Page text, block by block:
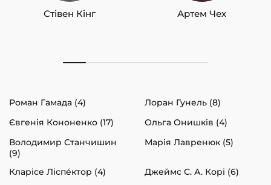
Стівен Кінг Артем Чех
Роман Гамада (4)
Лоран Гунель (8)
Євгенія Кононенко (17)
Ольга Онишків (4)
Володимир Станчишин
(9)
Марія Лавренюк (5)
Кларісе Ліспéктор (4)
Джеймс С. А. Корі (6)